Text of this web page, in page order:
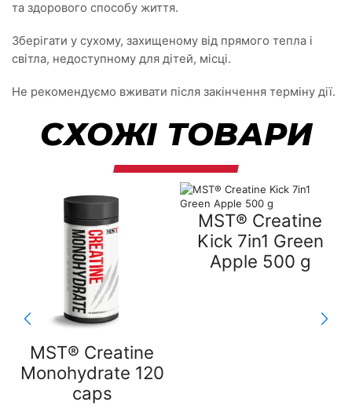
та здорового способу життя.
Зберігати у сухому, захищеному від прямого тепла і
світла, недоступному для дітей, місці.
Не рекомендуємо вживати після закінчення терміну дії.
СХОЖІ ТОВАРИ
MST® Creatine
Monohydrate 120
caps
MST® Creatine
Kick 7in1 Green
Apple 500 g